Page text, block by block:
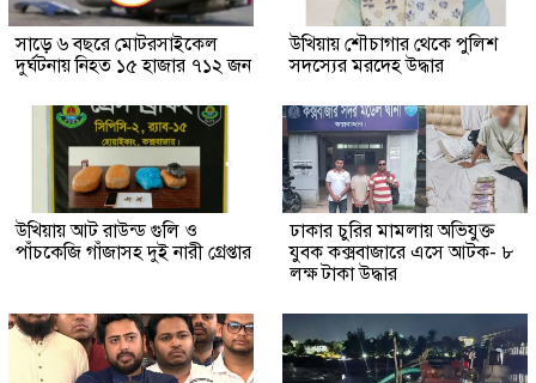
সাড়ে ৬ বছরে মোটরসাইকেল
দুর্ঘটনায় নিহত ১৫ হাজার ৭১২ জন
উখিয়ায় শৌচাগার থেকে পুলিশ
সদস্যের মরদেহ উদ্ধার
উখিয়ায় আট রাউন্ড গুলি ও
পাঁচকেজি গাঁজাসহ দুই নারী গ্রেপ্তার
ঢাকার চুরির মামলায় অভিযুক্ত
যুবক কক্সবাজারে এসে আটক- ৮
লক্ষ টাকা উদ্ধার